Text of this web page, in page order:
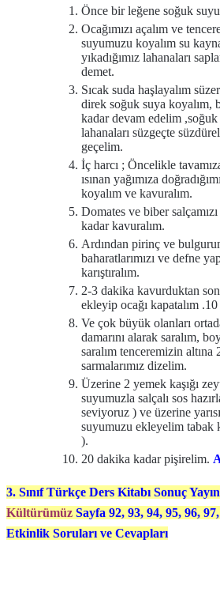
Önce bir leğene soğuk
Ocağımızı açalım ve
suyumuzu koyalım su
yıkadığımız lahanaları
demet.
Sıcak suda haşlayalım
direk soğuk suya koyalım,
kadar devam edelim ,soğuk
lahanaları süzgeçte
geçelim.
İç harcı ; Öncelikle
ısınan yağımıza
koyalım ve kavuralım.
Domates ve biber
kadar kavuralım.
Ardından pirinç ve
baharatlarımızı ve defne
karıştıralım.
2-3 dakika kavurduktan
ekleyip ocağı kapatalım
Ve çok büyük olanları
damarını alarak saralım,
saralım tenceremizin altına
sarmalarımız dizelim.
Üzerine 2 yemek kaşığı
suyumuzla salçalı sos
seviyoruz ) ve üzerine
suyumuzu ekleyelim tabak
).
20 dakika kadar pişirelim.
3. Sınıf Türkçe Ders Kitabı Sonuç
Kültürümüz Sayfa 92, 93, 94, 95, 96,
Etkinlik Soruları ve Cevapları